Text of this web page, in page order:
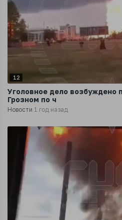
12
Уголовное дело возбуждено
Грозном по ч
Новости 1 год назад